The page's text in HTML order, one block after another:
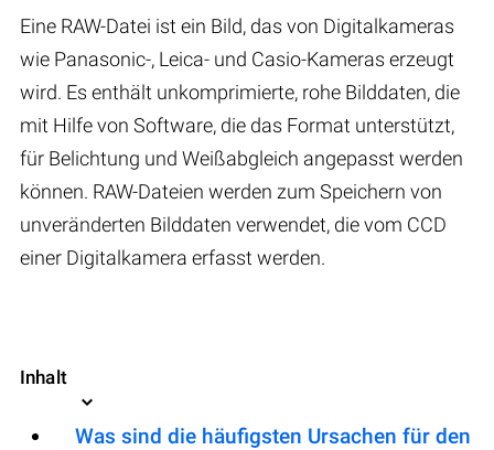
Eine RAW-Datei ist ein Bild, das von Digitalkameras
wie Panasonic-, Leica- und Casio-Kameras erzeugt
wird. Es enthält unkomprimierte, rohe Bilddaten, die
mit Hilfe von Software, die das Format unterstützt,
für Belichtung und Weißabgleich angepasst werden
können. RAW-Dateien werden zum Speichern von
unveränderten Bilddaten verwendet, die vom CCD
einer Digitalkamera erfasst werden.
Inhalt
Was sind die häufigsten Ursachen für den